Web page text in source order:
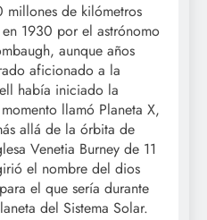
de kilómetros
1930 por el astrónomo
aunque años
aficionado a la
había iniciado la
llamó Planeta X,
allá de la órbita de
Venetia Burney de 11
el nombre del dios
el que sería durante
del Sistema Solar.